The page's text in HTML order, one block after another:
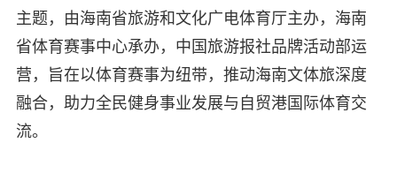
主题，由海南省旅游和文化广电体育厅主办，海南
省体育赛事中心承办，中国旅游报社品牌活动部运
营，旨在以体育赛事为纽带，推动海南文体旅深度
融合，助力全民健身事业发展与自贸港国际体育交
流。